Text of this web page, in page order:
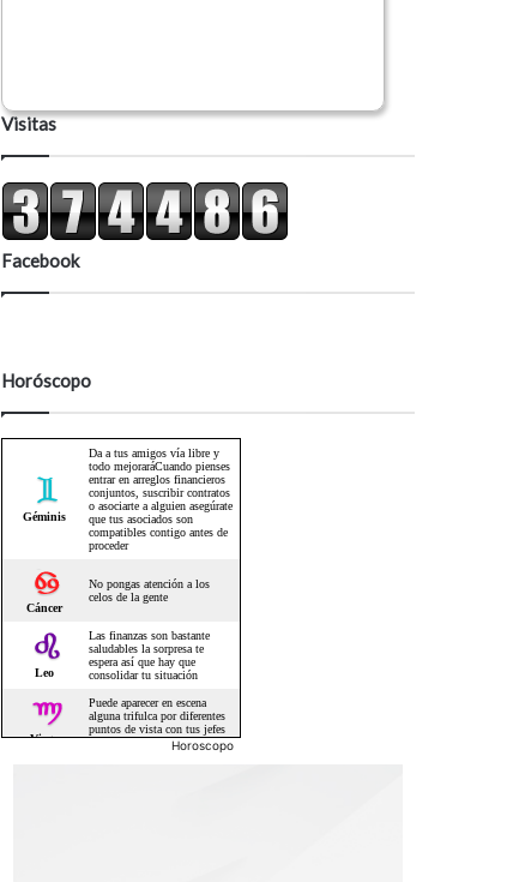
Visitas
Facebook
Horóscopo
Horoscopo